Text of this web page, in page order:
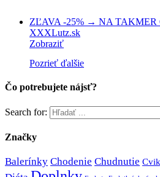
ZĽAVA -25% → NA TAKMER
XXXLutz.sk
Zobraziť
Pozrieť ďalšie
Čo potrebujete nájsť?
Search for:
Značky
Balerínky Chodenie Chudnutie